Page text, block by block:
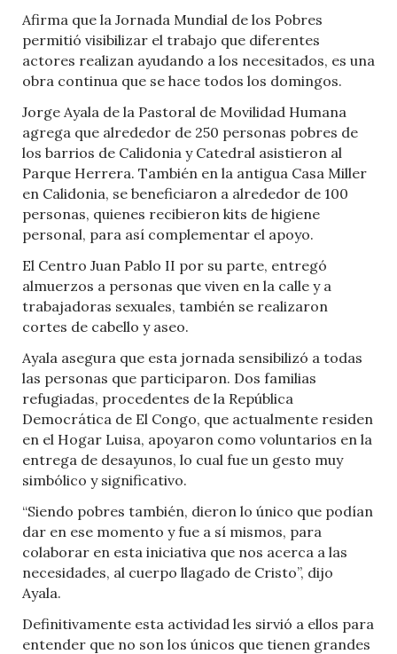
Afirma que la Jornada Mundial de los Pobres
permitió visibilizar el trabajo que diferentes
actores realizan ayudando a los necesitados, es una
obra continua que se hace todos los domingos.
Jorge Ayala de la Pastoral de Movilidad Humana
agrega que alrededor de 250 personas pobres de
los barrios de Calidonia y Catedral asistieron al
Parque Herrera. También en la antigua Casa Miller
en Calidonia, se beneficiaron a alrededor de 100
personas, quienes recibieron kits de higiene
personal, para así complementar el apoyo.
El Centro Juan Pablo II por su parte, entregó
almuerzos a personas que viven en la calle y a
trabajadoras sexuales, también se realizaron
cortes de cabello y aseo.
Ayala asegura que esta jornada sensibilizó a todas
las personas que participaron. Dos familias
refugiadas, procedentes de la República
Democrática de El Congo, que actualmente residen
en el Hogar Luisa, apoyaron como voluntarios en la
entrega de desayunos, lo cual fue un gesto muy
simbólico y significativo.
“Siendo pobres también, dieron lo único que podían
dar en ese momento y fue a sí mismos, para
colaborar en esta iniciativa que nos acerca a las
necesidades, al cuerpo llagado de Cristo”, dijo
Ayala.
Definitivamente esta actividad les sirvió a ellos para
entender que no son los únicos que tienen grandes